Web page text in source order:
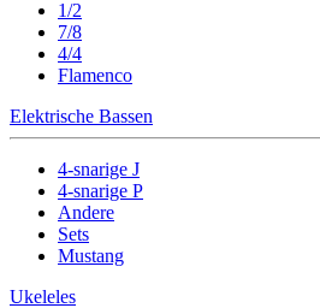
1/2
7/8
4/4
Flamenco
Elektrische Bassen
4-snarige J
4-snarige P
Andere
Sets
Mustang
Ukeleles